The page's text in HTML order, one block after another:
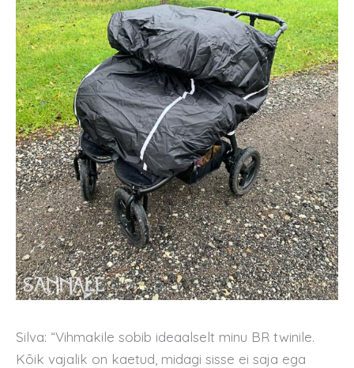
Silva: “Vihmakile sobib ideaalselt minu BR twinile.
Kōik vajalik on kaetud, midagi sisse ei saja ega